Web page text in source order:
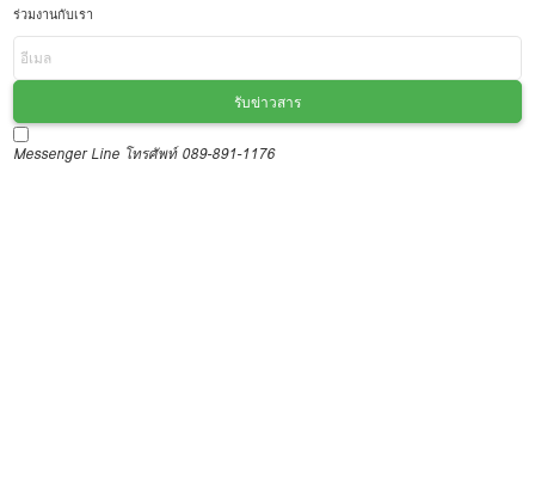
ร่วมงานกับเรา
รับข่าวสาร
Messenger Line โทรศัพท์ 089-891-1176